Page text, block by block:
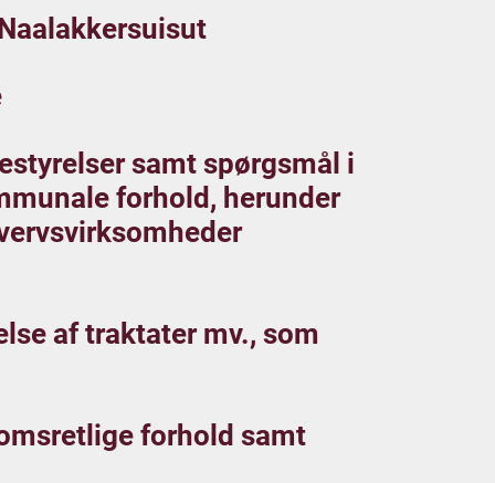
samt spørgsmål i
forhold, herunder
af traktater mv., som
forhold samt